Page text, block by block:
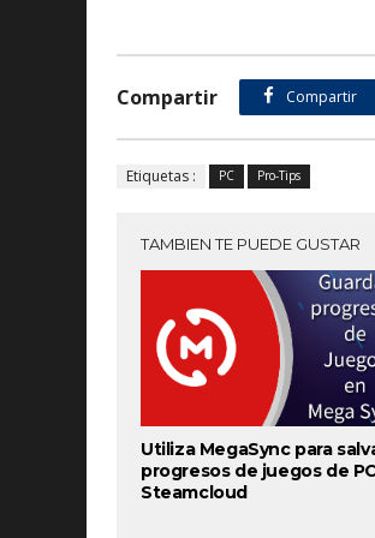
Compartir Compartir
Etiquetas : PC Pro-Tips
TAMBIEN TE PUEDE GUSTAR
Utiliza MegaSync para
progresos de juegos de
Steamcloud